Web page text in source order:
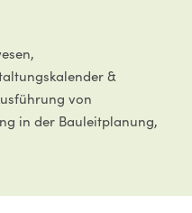
&
von
in der Bauleitplanung,